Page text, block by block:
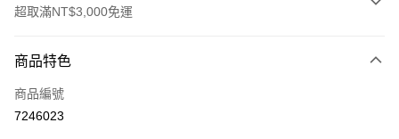
超取滿NT$3,000免運
信用卡一次付款
超商取貨付款
商品特色
商品編號
7246023